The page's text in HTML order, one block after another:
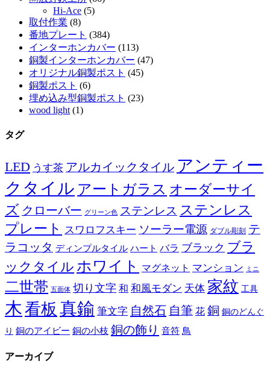
Hi-Ace (5)
取付作業 (8)
番地プレート (384)
インターホンカバー (113)
銅製インターホンカバー (47)
オリジナル銅製ポスト (45)
銅製ポスト (6)
埋め込み型銅製ポスト (23)
wood light (1)
タグ
LED うす茶 アルカイックタイル アンティー
クタイル アートガラス オーダーサイ
ズ クローバー グリーン色 ステンレス ステンレス
プレート スワロフスキー ソーラー電源 ダブル彫刻 テ
ラコッタ ディンプルタイル ハート バラ ブラック ブラ
ックタイル ホワイト マグネット マンション ミニ
二世帯 五面体 切り文字 和 和風モダン 天体 家紋 工具
木看板 真鍮 筆文字 自然石 自筆 花 銅 銅のどんぐ
り 銅のアイビー 銅の小枝 銅の飾り 音符 鳥
アーカイブ